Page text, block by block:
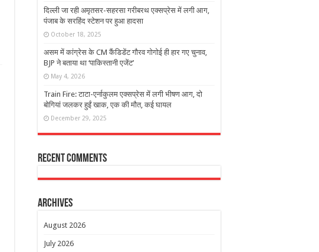
दिल्ली जा रही अमृतसर-सहरसा गरीबरथ एक्सप्रेस में लगी आग,
पंजाब के सरहिंद स्टेशन पर हुआ हादसा
October 18, 2025
असम में कांग्रेस के CM कैंड‍िडेंट गौरव गोगोई ही हार गए चुनाव,
BJP ने बताया था ‘पाकिस्‍तानी एजेंट’
May 4, 2026
Train Fire: टाटा-एर्नाकुलम एक्सप्रेस में लगी भीषण आग, दो
बोगियां जलकर हुईं खाक, एक की मौत, कई घायल
December 29, 2025
Recent Comments
Archives
August 2026
July 2026